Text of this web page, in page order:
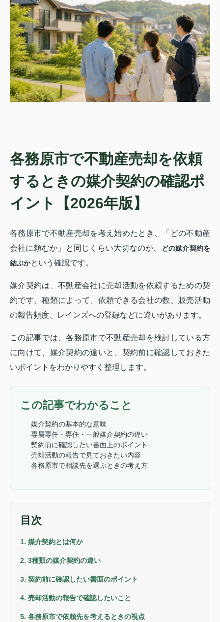
各務原市で不動産売却を依頼
するときの媒介契約の確認ポ
イント【2026年版】
各務原市で不動産売却を考え始めたとき、「どの不動産
会社に頼むか」と同じくらい大切なのが、
どの媒介契約を
結ぶかという確認です。
媒介契約は、不動産会社に売却活動を依頼するための契
約です。種類によって、依頼できる会社の数、販売活動
の報告頻度、レインズへの登録などに違いがあります。
この記事では、各務原市で不動産売却を検討している方
に向けて、媒介契約の違いと、契約前に確認しておきた
いポイントをわかりやすく整理します。
この記事でわかること
媒介契約の基本的な意味
専属専任・専任・一般媒介契約の違い
契約前に確認したい書面上のポイント
売却活動の報告で見ておきたい内容
各務原市で相談先を選ぶときの考え方
目次
1. 媒介契約とは何か
2. 3種類の媒介契約の違い
3. 契約前に確認したい書面のポイント
4. 売却活動の報告で確認したいこと
5. 各務原市で依頼先を考えるときの視点